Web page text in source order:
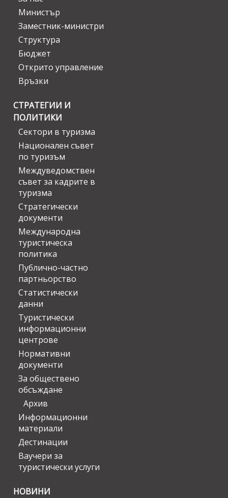
Министър
Заместник-министри
Структура
Бюджет
Открито управление
Връзки
СТРАТЕГИИ И
ПОЛИТИКИ
Сектори в туризма
Национален съвет
по туризъм
Междуведомствен
съвет за кадрите в
туризма
Стратегически
документи
Международна
туристическа
политика
Публично-частно
партньорство
Статистически
данни
Туристически
информационни
центрове
Нормативни
документи
За обществено
обсъждане
Архив
Информационни
материали
Дестинации
Ваучери за
туристически услуги
НОВИНИ